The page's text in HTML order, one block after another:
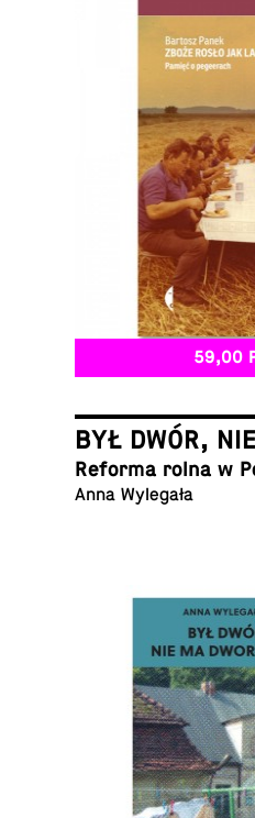
59,00
BYŁ DWÓR,
Reforma rolna w
Anna Wylegała